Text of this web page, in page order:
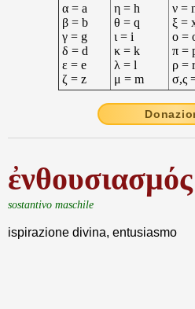
α = a
β = b
γ = g
δ = d
ε = e
ζ = z
η = h
θ = q
ι = i
κ = k
λ = l
μ = m
ν =
ξ =
ο =
π =
ρ = r
σ,ς
ἐνθουσιασμός
sostantivo maschile
ispirazione divina, entusiasmo